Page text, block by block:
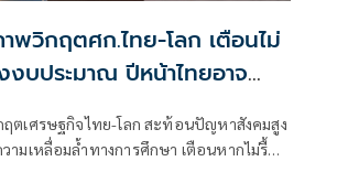
พวิกฤตศก.ไทย-โลก เตือนไม่
งบประมาณ ปีหน้าไทยอาจ
ฤตเศรษฐกิจไทย-โลก สะท้อนปัญหาสังคมสูง
ามเหลื่อมล้ำทางการศึกษา เตือนหากไม่รื้อ